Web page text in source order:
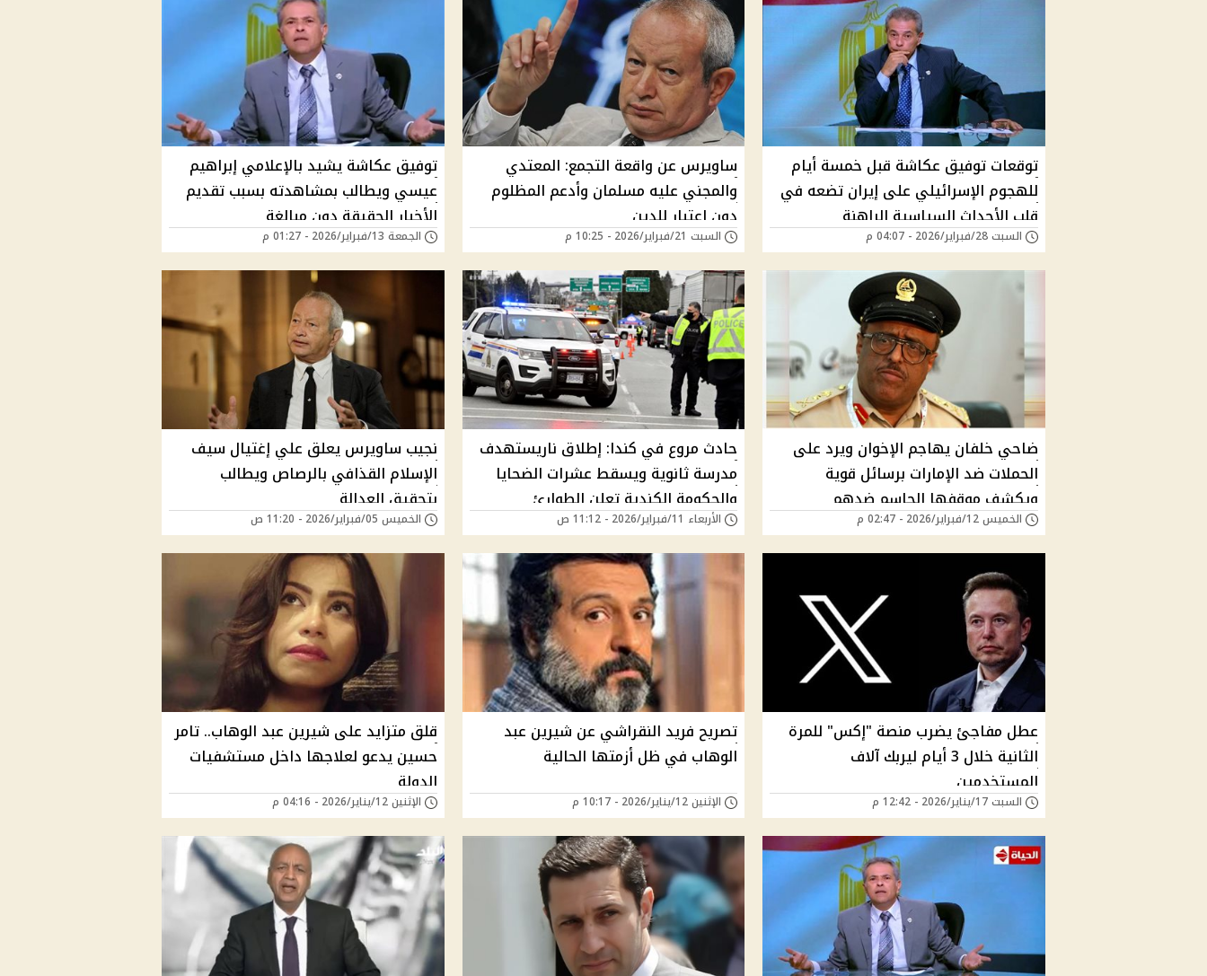
توقعات توفيق عكاشة قبل خمسة أيام
للهجوم الإسرائيلي على إيران تضعه في
قلب الأحداث السياسية الراهنة
السبت 28/فبراير/2026 - 04:07 م
ساويرس عن واقعة التجمع: المعتدي
والمجني عليه مسلمان وأدعم المظلوم
دون اعتبار للدين
السبت 21/فبراير/2026 - 10:25 م
توفيق عكاشة يشيد بالإعلامي إبراهيم
عيسي ويطالب بمشاهدته بسبب تقديم
الأخبار الحقيقة دون مبالغة
الجمعة 13/فبراير/2026 - 01:27 م
ضاحي خلفان يهاجم الإخوان ويرد على
الحملات ضد الإمارات برسائل قوية
ويكشف موقفها الحاسم ضدهم
الخميس 12/فبراير/2026 - 02:47 م
حادث مروع في كندا: إطلاق ناريستهدف
مدرسة ثانوية ويسقط عشرات الضحايا
والحكومة الكندية تعلن الطوارئ
الأربعاء 11/فبراير/2026 - 11:12 ص
نجيب ساويرس يعلق علي إغتيال سيف
الإسلام القذافي بالرصاص ويطالب
بتحقيق العدالة
الخميس 05/فبراير/2026 - 11:20 ص
عطل مفاجئ يضرب منصة "إكس" للمرة
الثانية خلال 3 أيام ليربك آلاف
المستخدمين
السبت 17/يناير/2026 - 12:42 م
تصريح فريد النقراشي عن شيرين عبد
الوهاب في ظل أزمتها الحالية
الإثنين 12/يناير/2026 - 10:17 م
قلق متزايد على شيرين عبد الوهاب.. تامر
حسين يدعو لعلاجها داخل مستشفيات
الدولة
الإثنين 12/يناير/2026 - 04:16 م